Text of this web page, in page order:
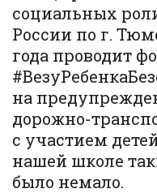
социальных
России по г.
года проводит
на
дорожно-
с участием
нашей школе
было немало.